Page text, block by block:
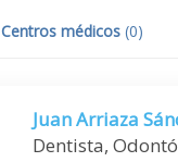
Centros médicos (0)
Juan Arriaza
Dentista,